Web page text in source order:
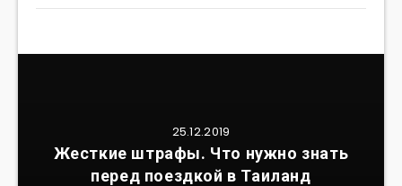
25.12.2019
Жесткие штрафы. Что нужно знать
перед поездкой в Таиланд